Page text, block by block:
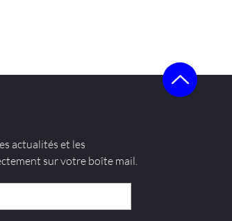
actualités et les
sur votre boîte mail.